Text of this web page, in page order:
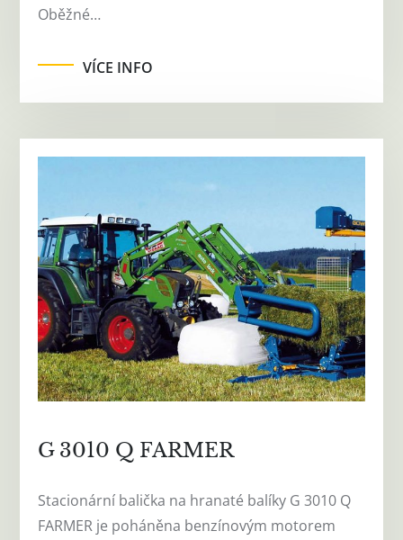
Oběžné…
VÍCE INFO
G 3010 Q FARMER
Stacionární balička na hranaté balíky G 3010 Q
FARMER je poháněna benzínovým motorem